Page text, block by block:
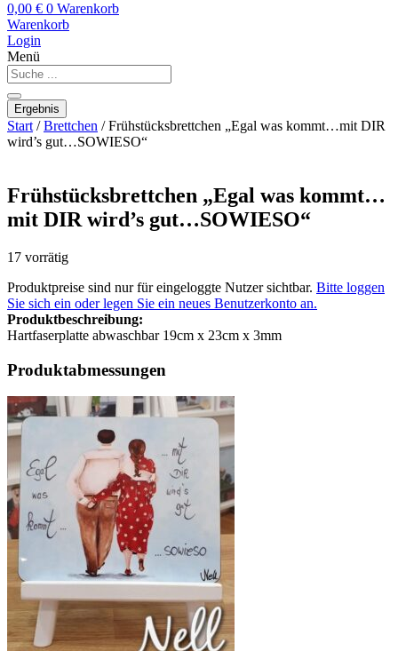
0,00 € 0 Warenkorb
Warenkorb
Login
Menü
Search
...
Ergebnis
Start /Brettchen / Frühstücksbrettchen „Egal was kommt…mit DIR
wird’s gut…SOWIESO“
Frühstücksbrettchen „Egal was kommt…
mit DIR wird’s gut…SOWIESO“
17 vorrätig
Produktpreise sind nur für eingeloggte Nutzer sichtbar. Bitte loggen
Sie sich ein oder legen Sie ein neues Benutzerkonto an.
Produktbeschreibung:
Hartfaserplatte abwaschbar 19cm x 23cm x 3mm
Produktabmessungen